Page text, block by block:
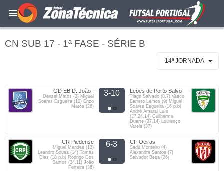
CN SUB 17 - 1ª FASE - SÉRIE B
14ª JORNADA
GD EB D. João I
Denzel Matos (2) Miguel
Soares Esgueira (10) Enzo
Matos (28)
3-10 Leões de Porto Salvo
Tiago Salvado (8,7) Vasco
Barreto Lemos (9) Miguel
Soares Esgueira (16 p.b)
André Amaral Luís
(27,24,14) Guilherme
Duarte (27,14) Lourenço
Varela (37)
CR Piedense
Miguel Mendes (13)
Leandro Sousa (14) Tomás
Dias (18 p.b) Rodrigo Dos
Santos (34,11) João
Ferreira (36)
6-3 CF Oeiras
Sadú Monteiro (4)
Alexandre Santos (7)
Salvador Beça (26)